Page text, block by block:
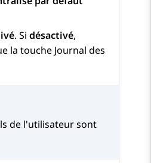
. Si désactivé,
la touche Journal des
de l'utilisateur sont